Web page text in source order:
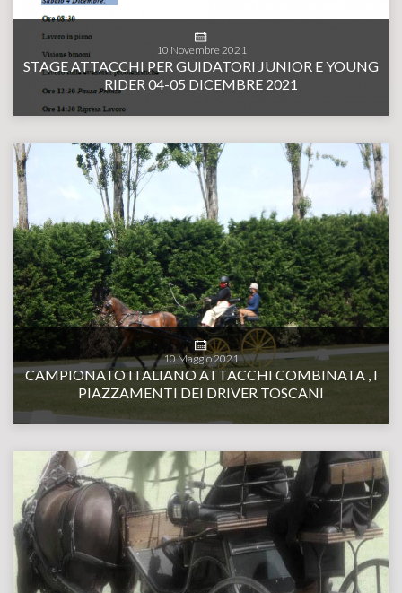
10 Novembre 2021
STAGE ATTACCHI PER GUIDATORI JUNIOR E YOUNG
RIDER 04-05 DICEMBRE 2021
10Maggio2021
CAMPIONATO ITALIANO ATTACCHI COMBINATA , I
PIAZZAMENTI DEI DRIVER TOSCANI